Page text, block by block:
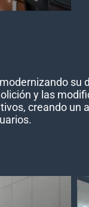
su
y las
creando un